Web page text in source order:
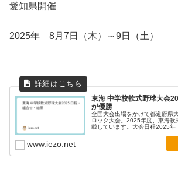
愛知県開催
2025年 8月7日（木）～9日（土）
東海 中学校軟式野球大会
が優勝
全国大会出場をかけて都道府県
ロック大会。2025年度、東海
載しています。大会日程2025
www.iezo.net